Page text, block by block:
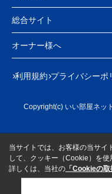
総合サイト
オーナー様へ
利用規約 プライバシーポ
Copyright(c) いい部屋ネッ
当サイトでは、お客様の当サイ
して、クッキー（Cookie）を使
詳しくは、当社の 「Cookieの